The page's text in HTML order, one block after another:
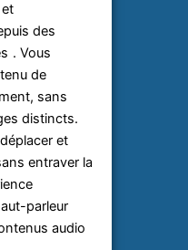
des
. Vous
de
sans
distincts.
et
entraver la
parleur
audio